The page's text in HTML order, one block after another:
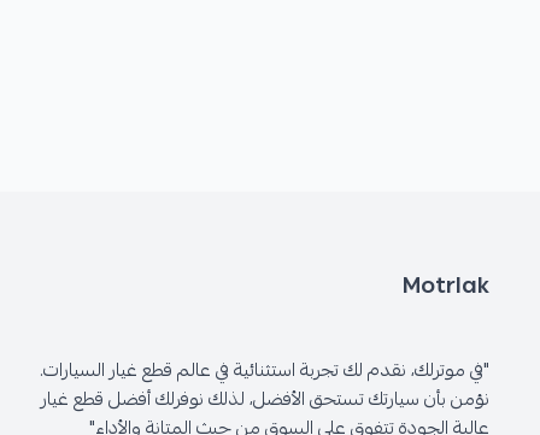
Motrlak
"في موترلك، نقدم لك تجربة استثنائية في عالم قطع غيار السيارات.
نؤمن بأن سيارتك تستحق الأفضل، لذلك نوفرلك أفضل قطع غيار
عالية الجودة تتفوق على السوق من حيث المتانة والأداء"